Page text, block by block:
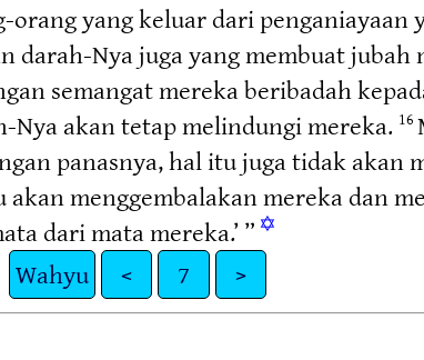
yang keluar dari
darah-Nya juga yang membuat
semangat mereka beribadah
Nya akan tetap melindungi mereka. 16
panasnya, hal itu juga tidak akan
menggembalakan mereka dan
dari mata mereka.’ ” ✡
Wahyu < 7 >